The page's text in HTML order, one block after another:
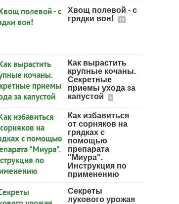
Хвощ полевой - с
грядки вон!
19
Как вырастить
крупные кочаны.
Секретные
приемы ухода за
капустой
6
Как избавиться
от сорняков на
грядках с
помощью
препарата
"Миура".
Инструкция по
применению
Секреты
лукового урожая